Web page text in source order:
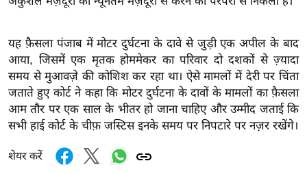
म
नो
रं
ज
न
ग
यह फ़ैसला पंजाब में मोटर दुर्घटना के दावे से जुड़ी एक अपील के बाद
आया, जिसमें एक मृतक होममेकर का परिवार दो दशकों से ज़्यादा
समय से मुआवज़े की कोशिश कर रहा था। ऐसे मामलों में देरी पर चिंता
जताते हुए कोर्ट ने कहा कि मोटर दुर्घटना के दावों के मामलों का फ़ैसला
आम तौर पर एक साल के भीतर हो जाना चाहिए और उम्मीद जताई कि
सभी हाई कोर्ट के चीफ़ जस्टिस इनके समय पर निपटारे पर नज़र रखेंगे।
शेयर करें